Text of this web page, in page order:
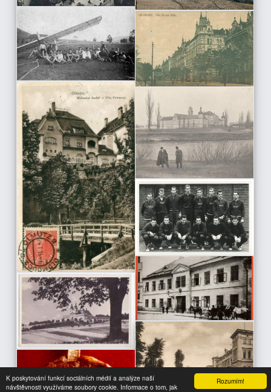
Rozumím!
K poskytování funkcí sociálních médií a analýze naší
návštěvnosti využíváme soubory cookie. Informace o tom, jak